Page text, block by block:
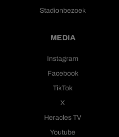
Stadionbezoek
MEDIA
Instagram
Facebook
TikTok
X
Heracles TV
Youtube